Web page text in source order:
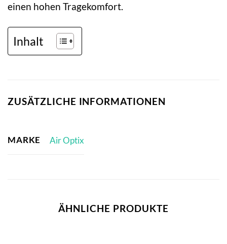
einen hohen Tragekomfort.
Inhalt
ZUSÄTZLICHE INFORMATIONEN
MARKE Air Optix
ÄHNLICHE PRODUKTE